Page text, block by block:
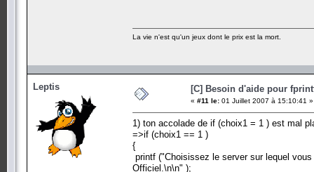
printf ("Votre jeu a était configurer pour jouer sur
}
else if ( choix2 == 2 )
printf ("Votre jeu a était configurer pour jouer sur
fprintf(realmlist, "set realmlist
fclose(realmlist);
}
else if ( choix2 == 3 )
printf ("Votre jeu a était configurer pour jouer sur
fprintf(realmlist, "set realmlist
La vie n'est qu'un jeux dont le prix est la mort.
Leptis [C] Besoin d'aide pour
« #11 le: 01 Juillet 2007 à 15:10:41 »
1) ton accolade de if (choix1 = 1 ) est mal
=>if (choix1 == 1 )
{
printf ("Choisissez le server sur lequel
Officiel.\n\n" );